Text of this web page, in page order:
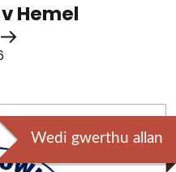
Hemel
Wedi gwerthu allan